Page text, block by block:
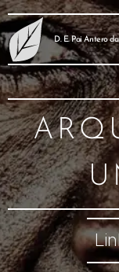
D. E. Pai Antero